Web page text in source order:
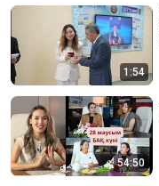
1:54
54:50